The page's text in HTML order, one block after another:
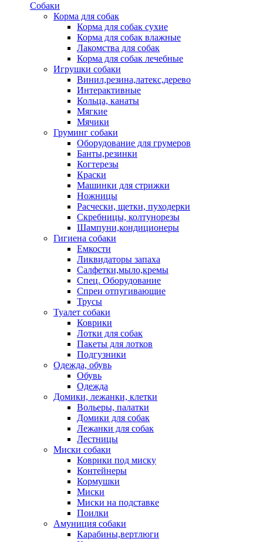
Собаки
Корма для собак
Корма для собак сухие
Корма для собак влажные
Лакомства для собак
Корма для собак лечебные
Игрушки собаки
Винил,резина,латекс,дерево
Интерактивные
Кольца, канаты
Мягкие
Мячики
Груминг собаки
Оборудование для грумеров
Банты,резинки
Когтерезы
Краски
Машинки для стрижки
Ножницы
Расчески, щетки, пуходерки
Скребницы, колтунорезы
Шампуни,кондиционеры
Гигиена собаки
Емкости
Ликвидаторы запаха
Салфетки,мыло,кремы
Спец. Оборудование
Спреи отпугивающие
Трусы
Туалет собаки
Коврики
Лотки для собак
Пакеты для лотков
Подгузники
Одежда, обувь
Обувь
Одежда
Домики, лежанки, клетки
Вольеры, палатки
Домики для собак
Лежанки для собак
Лестницы
Миски собаки
Коврики под миску
Контейнеры
Кормушки
Миски
Миски на подставке
Поилки
Амуниция собаки
Карабины,вертлюги